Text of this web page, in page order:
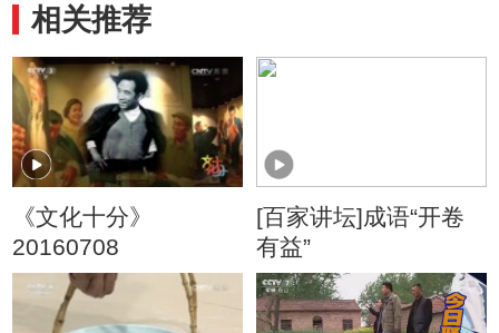
相关推荐
《文化十分》
20160708
[百家讲坛]成语“开卷
有益”